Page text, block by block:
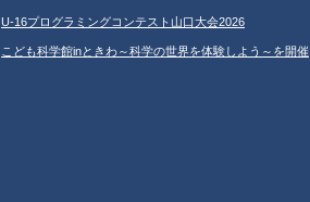
U-16プログラミングコンテスト山口大会2026
こども科学館inときわ～科学の世界を体験しよう～を開催